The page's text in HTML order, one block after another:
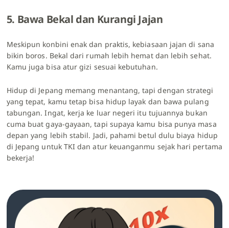
5. Bawa Bekal dan Kurangi Jajan
Meskipun konbini enak dan praktis, kebiasaan jajan di sana
bikin boros. Bekal dari rumah lebih hemat dan lebih sehat.
Kamu juga bisa atur gizi sesuai kebutuhan.
Hidup di Jepang memang menantang, tapi dengan strategi
yang tepat, kamu tetap bisa hidup layak dan bawa pulang
tabungan. Ingat, kerja ke luar negeri itu tujuannya bukan
cuma buat gaya-gayaan, tapi supaya kamu bisa punya masa
depan yang lebih stabil. Jadi, pahami betul dulu biaya hidup
di Jepang untuk TKI dan atur keuanganmu sejak hari pertama
bekerja!